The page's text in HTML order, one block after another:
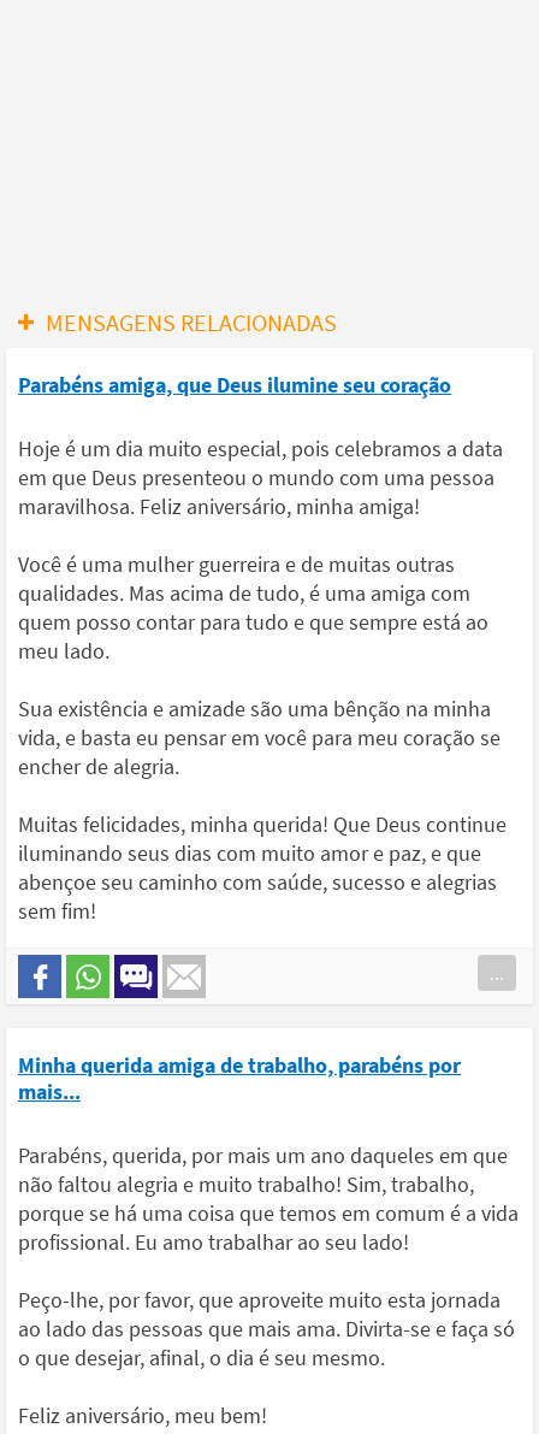
MENSAGENS RELACIONADAS
Parabéns amiga, que Deus ilumine seu coração
Hoje é um dia muito especial, pois celebramos a data
em que Deus presenteou o mundo com uma pessoa
maravilhosa. Feliz aniversário, minha amiga!
Você é uma mulher guerreira e de muitas outras
qualidades. Mas acima de tudo, é uma amiga com
quem posso contar para tudo e que sempre está ao
meu lado.
Sua existência e amizade são uma bênção na minha
vida, e basta eu pensar em você para meu coração se
encher de alegria.
Muitas felicidades, minha querida! Que Deus continue
iluminando seus dias com muito amor e paz, e que
abençoe seu caminho com saúde, sucesso e alegrias
sem fim!
...
Minha querida amiga de trabalho, parabéns por
mais...
Parabéns, querida, por mais um ano daqueles em que
não faltou alegria e muito trabalho! Sim, trabalho,
porque se há uma coisa que temos em comum é a vida
profissional. Eu amo trabalhar ao seu lado!
Peço-lhe, por favor, que aproveite muito esta jornada
ao lado das pessoas que mais ama. Divirta-se e faça só
o que desejar, afinal, o dia é seu mesmo.
Feliz aniversário, meu bem!